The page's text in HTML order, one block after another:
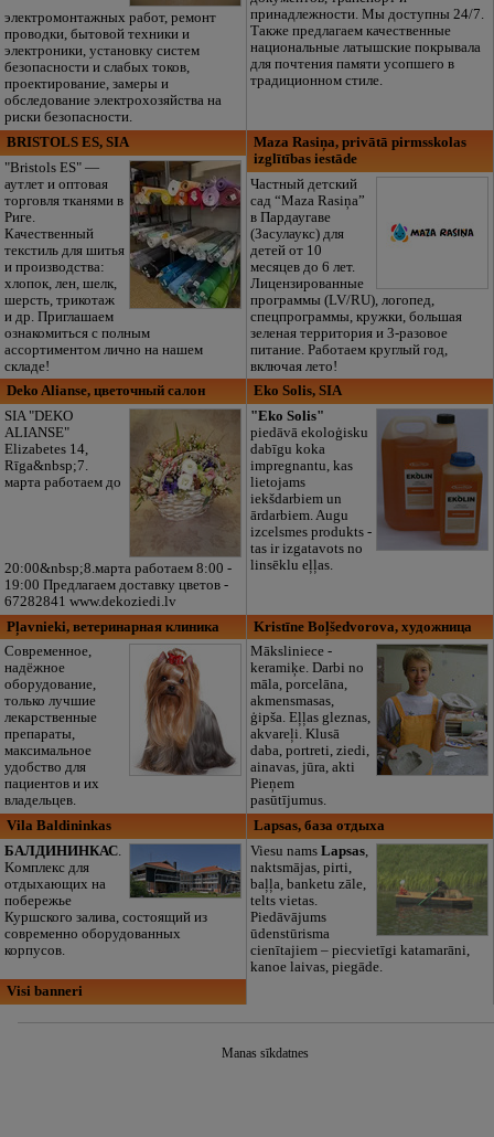
электромонтажных работ, ремонт
проводки, бытовой техники и
электроники, установку систем
безопасности и слабых токов,
проектирование, замеры и
обследование электрохозяйства на
риски безопасности.
принадлежности. Мы доступны 24/7.
Также предлагаем качественные
национальные латышские покрывала
для почтения памяти усопшего в
традиционном стиле.
BRISTOLS ES, SIA
"Bristols ES" —
аутлет и оптовая
торговля тканями в
Риге.
Качественный
текстиль для шитья
и производства:
хлопок, лен, шелк,
шерсть, трикотаж
и др. Приглашаем
ознакомиться с полным
ассортиментом лично на нашем
складе!
Maza Rasiņa, privātā pirmsskolas
izglītības iestāde
Частный детский
сад “Maza Rasiņa”
в Пардаугаве
(Засулаукс) для
детей от 10
месяцев до 6 лет.
Лицензированные
программы (LV/RU), логопед,
спецпрограммы, кружки, большая
зеленая территория и 3-разовое
питание. Работаем круглый год,
включая лето!
Deko Alianse, цветочный салон
SIA "DEKO
ALIANSE"
Elizabetes 14,
Rīga&nbsp;7.
марта работаем до
20:00&nbsp;8.марта работаем 8:00 -
19:00 Предлагаем доставку цветов -
67282841 www.dekoziedi.lv
Eko Solis, SIA
"Eko Solis"
piedāvā ekoloģisku
dabīgu koka
impregnantu, kas
lietojams
iekšdarbiem un
ārdarbiem. Augu
izcelsmes produkts -
tas ir izgatavots no
linsēklu eļļas.
Pļavnieki, ветеринарная клиника
Современное,
надёжное
оборудование,
только лучшие
лекарственные
препараты,
максимальное
удобство для
пациентов и их
владельцев.
Kristīne Boļšedvorova, художница
Māksliniece -
keramiķe. Darbi no
māla, porcelāna,
akmensmasas,
ģipša. Eļļas gleznas,
akvareļi. Klusā
daba, portreti, ziedi,
ainavas, jūra, akti
Pieņem
pasūtījumus.
Vila Baldininkas
БАЛДИНИНКАС.
Kомплекс для
отдыхающих на
побережье
Куршского залива, состоящий из
современно оборудованных
корпусов.
Lapsas, база отдыха
Viesu namsLapsas
naktsmājas, pirti,
baļļa, banketu zāle,
telts vietas.
Piedāvājums
ūdenstūrisma
cienītajiem – piecvietīgi katamarāni,
kanoe laivas, piegāde.
Visi banneri
Manas sīkdatnes